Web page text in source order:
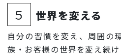
５ 世界を変える
自分の習慣を変え、周囲の
族・お客様の世界を変え続け